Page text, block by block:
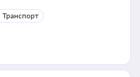
Транспорт